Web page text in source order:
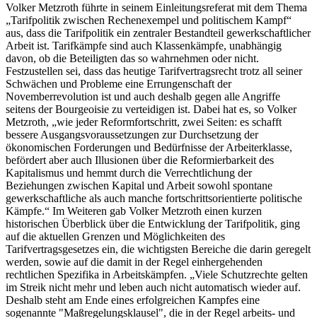
Volker Metzroth führte in seinem Einleitungsreferat mit dem Thema
„Tarifpolitik zwischen Rechenexempel und politischem Kampf“
aus, dass die Tarifpolitik ein zentraler Bestandteil gewerkschaftlicher
Arbeit ist. Tarifkämpfe sind auch Klassenkämpfe, unabhängig
davon, ob die Beteiligten das so wahrnehmen oder nicht.
Festzustellen sei, dass das heutige Tarifvertragsrecht trotz all seiner
Schwächen und Probleme eine Errungenschaft der
Novemberrevolution ist und auch deshalb gegen alle Angriffe
seitens der Bourgeoisie zu verteidigen ist. Dabei hat es, so Volker
Metzroth, „wie jeder Reformfortschritt, zwei Seiten: es schafft
bessere Ausgangsvoraussetzungen zur Durchsetzung der
ökonomischen Forderungen und Bedürfnisse der Arbeiterklasse,
befördert aber auch Illusionen über die Reformierbarkeit des
Kapitalismus und hemmt durch die Verrechtlichung der
Beziehungen zwischen Kapital und Arbeit sowohl spontane
gewerkschaftliche als auch manche fortschrittsorientierte politische
Kämpfe.“ Im Weiteren gab Volker Metzroth einen kurzen
historischen Überblick über die Entwicklung der Tarifpolitik, ging
auf die aktuellen Grenzen und Möglichkeiten des
Tarifvertragsgesetzes ein, die wichtigsten Bereiche die darin geregelt
werden, sowie auf die damit in der Regel einhergehenden
rechtlichen Spezifika in Arbeitskämpfen. „Viele Schutzrechte gelten
im Streik nicht mehr und leben auch nicht automatisch wieder auf.
Deshalb steht am Ende eines erfolgreichen Kampfes eine
sogenannte "Maßregelungsklausel", die in der Regel arbeits- und